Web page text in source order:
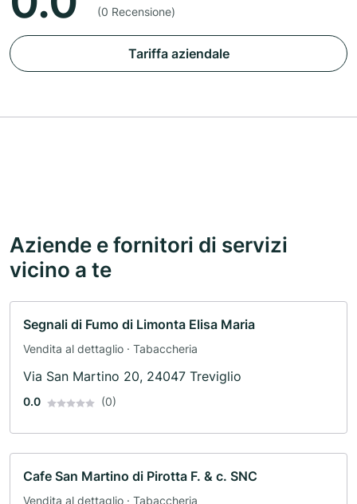
(0 Recensione)
Tariffa aziendale
Aziende e fornitori di servizi
vicino a te
Segnali di Fumo di Limonta Elisa Maria
Vendita al dettaglio · Tabaccheria
Via San Martino 20, 24047 Treviglio
0.0 (0)
Cafe San Martino di Pirotta F. & c. SNC
Vendita al dettaglio · Tabaccheria